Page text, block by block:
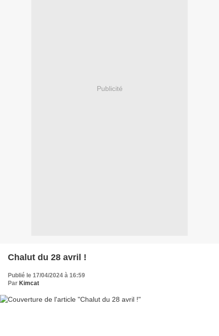
Publicité
Chalut du 28 avril !
Publié le 17/04/2024 à 16:59
Par Kimcat